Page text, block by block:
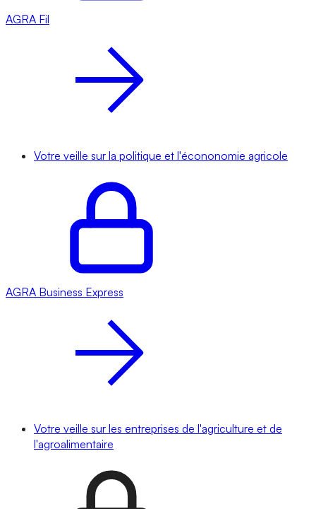
AGRA Fil
Votre veille sur la politique et l'écononomie agricole
AGRA Business Express
Votre veille sur les entreprises de l'agriculture et de
l'agroalimentaire